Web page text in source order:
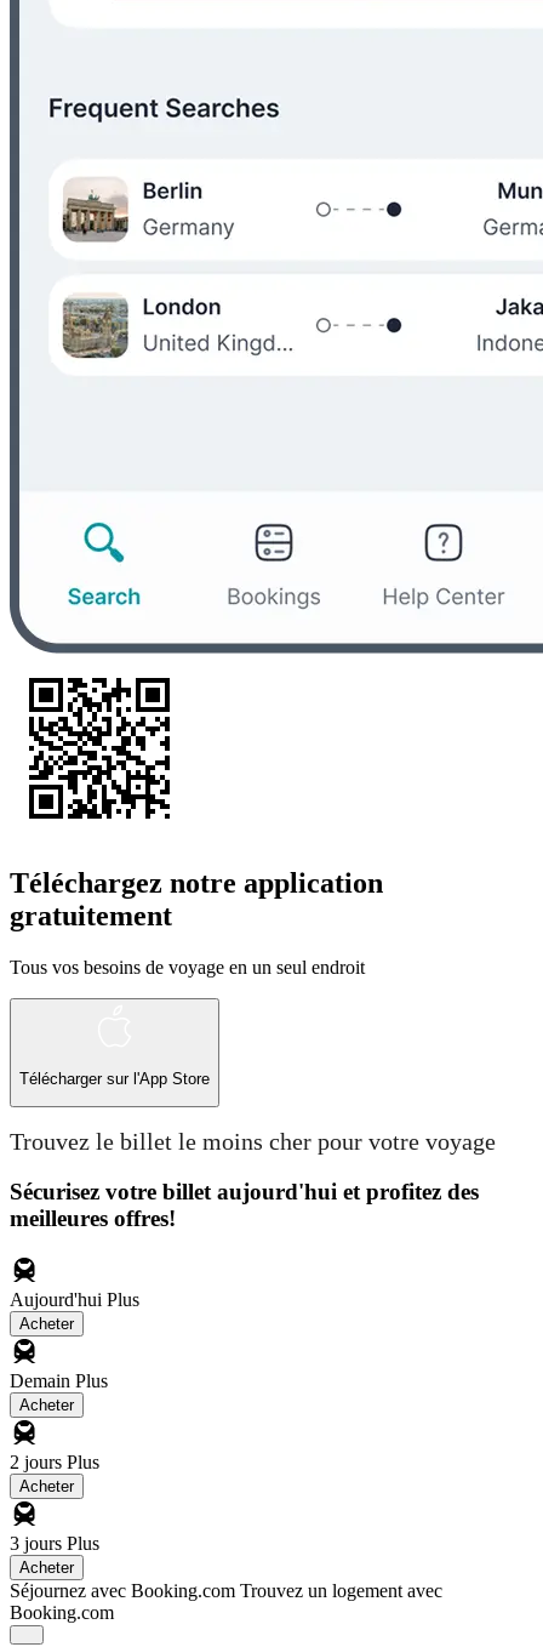
Téléchargez notre application
gratuitement
Tous vos besoins de voyage en un seul endroit
Télécharger sur l'App Store
Trouvez le billet le moins cher pour votre voyage
Sécurisez votre billet aujourd'hui et profitez des
meilleures offres!
Aujourd'hui Plus
Acheter
Demain Plus
Acheter
2 jours Plus
Acheter
3 jours Plus
Acheter
Séjournez avec Booking.com Trouvez un logement avec
Booking.com